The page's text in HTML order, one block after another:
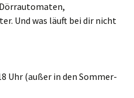
Und was läuft bei dir nicht
Uhr (außer in den Sommer-